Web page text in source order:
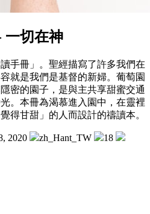
一切在神
手冊」。聖經描寫了許多我們在
就是我們是基督的新婦。葡萄園
密的園子，是與主共享甜蜜交通
。本冊為渴慕進入園中，在靈裡
得甘甜」的人而設計的禱讀本。
2020 zh_Hant_TW
18